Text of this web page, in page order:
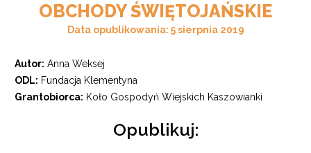
OBCHODY ŚWIĘTOJAŃSKIE
Data opublikowania: 5 sierpnia 2019
Autor: Anna Weksej
ODL: Fundacja Klementyna
Grantobiorca: Koło Gospodyń Wiejskich Kaszowianki
Opublikuj: